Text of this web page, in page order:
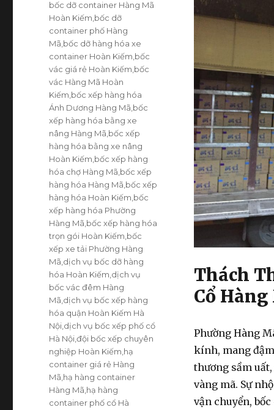
Thách
Cổ
Phường Hàng
kính, mang
thương sầm
vàng mã. Sự
vận chuyển,
Thẻ
bốc dỡ container Hàng Mã
Hoàn Kiếm bốc dỡ
container phố Hàng
Mã bốc dỡ hàng hóa xe
container Hoàn Kiếm bốc
vác giá rẻ Hoàn Kiếm bốc
vác Hàng Mã Hoàn
Kiếm bốc xếp hàng hóa
Ánh Dương Hàng Mã bốc
xếp hàng hóa bằng xe
nâng Hàng Mã bốc xếp
hàng hóa bằng xe nâng
Hoàn Kiếm bốc xếp hàng
hóa chợ Hàng Mã bốc xếp
hàng hóa Hàng Mã bốc xếp
hàng hóa Hoàn Kiếm bốc
xếp hàng hóa Phường
Hàng Mã bốc xếp hàng hóa
trọn gói Hoàn Kiếm bốc
xếp xe tải Phường Hàng
Mã dịch vụ bốc dỡ hàng
hóa Hoàn Kiếm dịch vụ
bốc vác đêm Hàng
Mã dịch vụ bốc xếp hàng
hóa quận Hoàn Kiếm Hà
Nội dịch vụ bốc xếp phố cổ
Hà Nội,đội bốc xếp chuyên
nghiệp Hoàn Kiếm hạ
container giá rẻ Hàng
Mã hạ hàng container
Hàng Mã hạ hàng
container phố cổ Hà